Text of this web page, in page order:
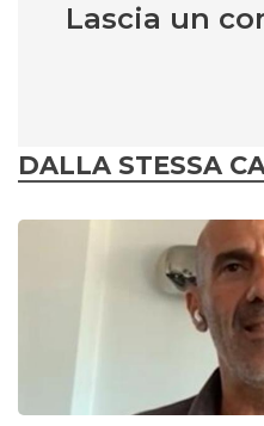
Lascia un
DALLA STESSA